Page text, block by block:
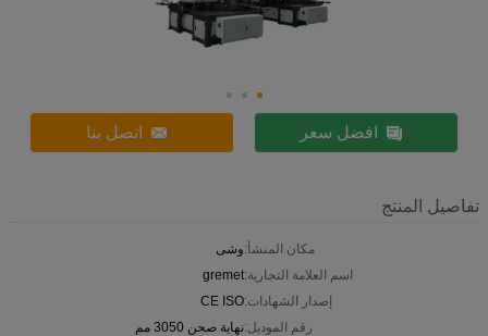
افضل سعر اتصل بنا
تفاصيل المنتج
مكان المنشأ:وشى
اسم العلامة التجارية:gremet
إصدار الشهادات:CE ISO
رقم الموديل:نهاية صحن 3050 مم